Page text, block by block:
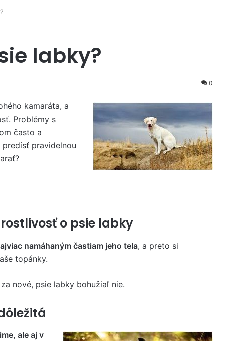
labky?
0
kamaráta, a
Problémy s
často a
pravidelnou
o psie labky
namáhaným častiam jeho tela, a preto si
topánky.
nové, psie labky bohužiaľ nie.
ale aj v